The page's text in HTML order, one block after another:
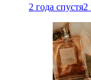
2 года спустя2